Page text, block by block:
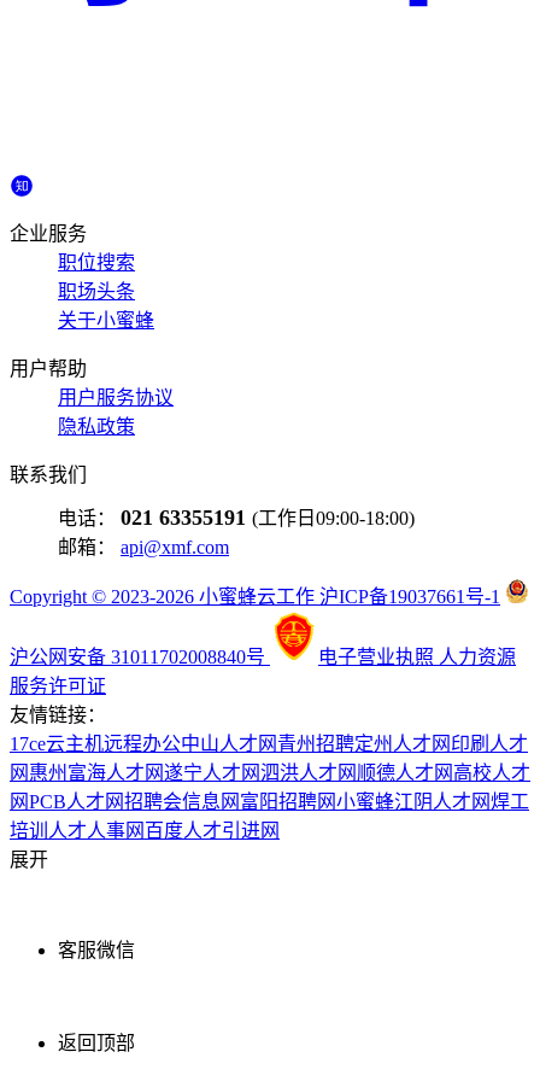
企业服务
职位搜索
职场头条
关于小蜜蜂
用户帮助
用户服务协议
隐私政策
联系我们
电话： 021 63355191 (工作日09:00-18:00)
邮箱： api@xmf.com
Copyright © 2023-2026 小蜜蜂云工作 沪ICP备19037661号-1
沪公网安备 31011702008840号 电子营业执照 人力资源
服务许可证
友情链接：
17ce云主机远程办公中山人才网 青州招聘定州人才网 印刷人才
网 惠州富海人才网遂宁人才网泗洪人才网 顺德人才网 高校人才
网PCB人才网招聘会信息网 富阳招聘网小蜜蜂江阴人才网焊工
培训 人才人事网 百度人才引进网
展开
客服微信
返回顶部